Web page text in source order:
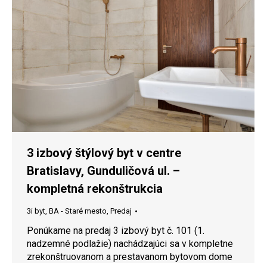
3 izbový štýlový byt v centre
Bratislavy, Gunduličová ul. –
kompletná rekonštrukcia
3i byt, BA - Staré mesto, Predaj
Ponúkame na predaj 3 izbový byt č. 101 (1.
nadzemné podlažie) nachádzajúci sa v kompletne
zrekonštruovanom a prestavanom bytovom dome